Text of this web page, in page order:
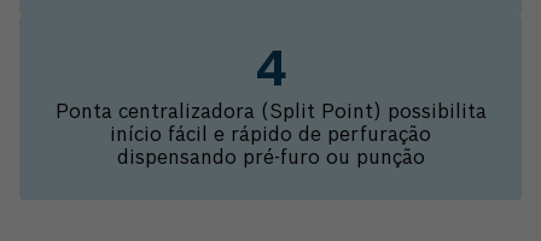
Ponta centralizadora (Split Point) possibilita
início fácil e rápido de perfuração
dispensando pré-furo ou punção